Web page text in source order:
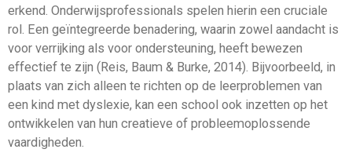
erkend. Onderwijsprofessionals spelen hierin een cruciale
rol. Een geïntegreerde benadering, waarin zowel aandacht is
voor verrijking als voor ondersteuning, heeft bewezen
effectief te zijn (Reis, Baum & Burke, 2014). Bijvoorbeeld, in
plaats van zich alleen te richten op de leerproblemen van
een kind met dyslexie, kan een school ook inzetten op het
ontwikkelen van hun creatieve of probleemoplossende
vaardigheden.